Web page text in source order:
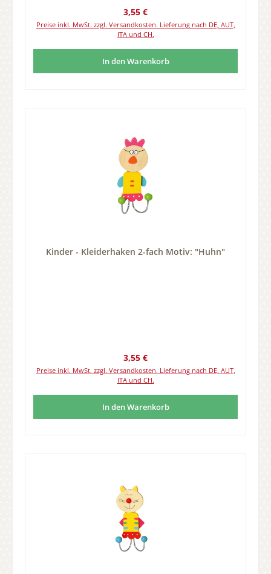
Regulärer Preis:
3,55 €
Preise inkl. MwSt. zzgl. Versandkosten. Lieferung nach DE, AUT,
ITA und CH.
In den Warenkorb
Kinder - Kleiderhaken 2-fach Motiv: "Huhn"
Regulärer Preis:
3,55 €
Preise inkl. MwSt. zzgl. Versandkosten. Lieferung nach DE, AUT,
ITA und CH.
In den Warenkorb